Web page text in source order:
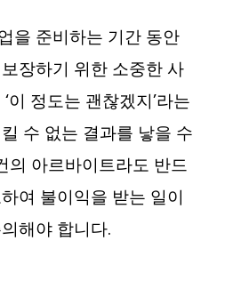
을 준비하는 기간 동안
장하기 위한 소중한 사
이 정도는 괜찮겠지’라는
수 없는 결과를 낳을 수
의 아르바이트라도 반드
여 불이익을 받는 일이
해야 합니다.